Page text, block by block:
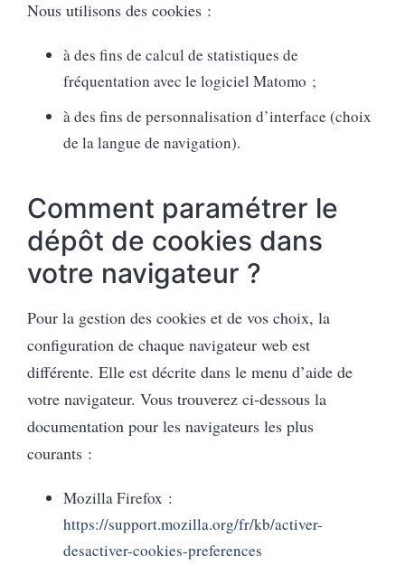
Nous utilisons des cookies :
à des fins de calcul de statistiques de
fréquentation avec le logiciel Matomo ;
à des fins de personnalisation d’interface (choix
de la langue de navigation).
Comment paramétrer le
dépôt de cookies dans
votre navigateur ?
Pour la gestion des cookies et de vos choix, la
configuration de chaque navigateur web est
différente. Elle est décrite dans le menu d’aide de
votre navigateur. Vous trouverez ci-dessous la
documentation pour les navigateurs les plus
courants :
Mozilla Firefox :
https://support.mozilla.org/fr/kb/activer-
desactiver-cookies-preferences